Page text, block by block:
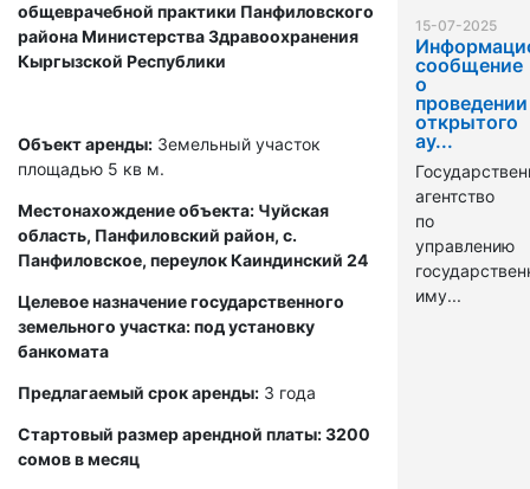
общеврачебной практики Панфиловского
района Министерства Здравоохранения
Кыргызской Республики
Объект аренды: Земельный участок
площадью 5 кв м.
Местонахождение объекта: Чуйская
область, Панфиловский район, с.
Панфиловское, переулок Каиндинский 24
Целевое назначение государственного
земельного участка: под установку
банкомата
Предлагаемый срок аренды: 3 года
Стартовый размер арендной платы: 3200
сомов в месяц
15-07-2025
сообщение
о
проведении
открытого
ау...
агентство
по
управлению
иму...